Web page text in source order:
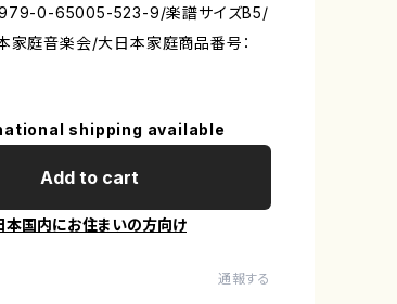
979-0-65005-523-9/楽譜サイズB5/
家庭音楽会/大日本家庭商品番号：
shipping available
Add to cart
本国内にお住まいの方向け
通報する